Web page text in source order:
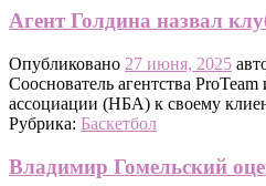
Агент Голдина назвал
Опубликовано 27 июня, 2025
Сооснователь агентства
ассоциации (НБА) к своему
Рубрика: Баскетбол
Владимир Гомельский